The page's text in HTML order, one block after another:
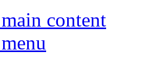
content